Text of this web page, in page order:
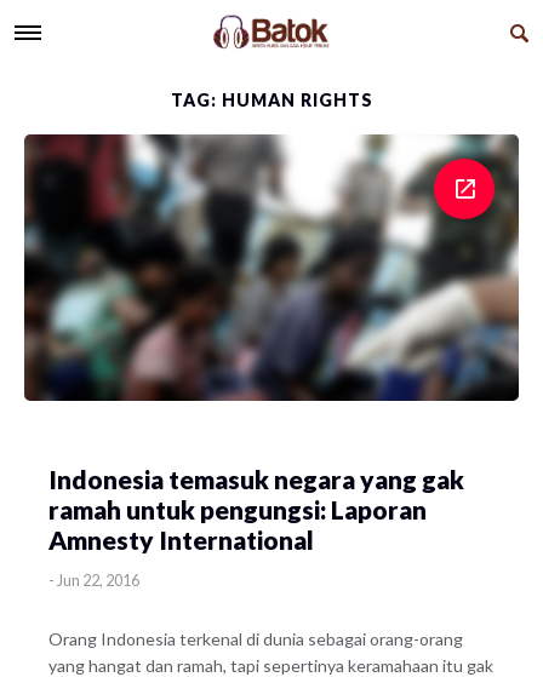
TAG: HUMAN RIGHTS
Indonesia temasuk negara yang gak
ramah untuk pengungsi: Laporan
Amnesty International
- Jun 22, 2016
Orang Indonesia terkenal di dunia sebagai orang-orang
yang hangat dan ramah, tapi sepertinya keramahaan itu gak